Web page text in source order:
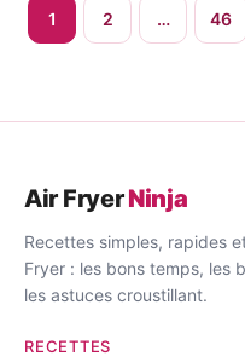
Pagination
1 2 … 46
Air FryerNinja
Recettes simples, rapides
Fryer : les bons temps, les
les astuces croustillant.
RECETTES